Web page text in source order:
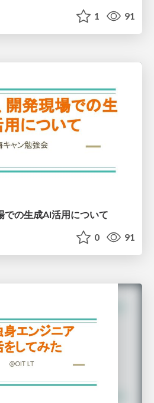
1 91
での生成AI活用について
0 91